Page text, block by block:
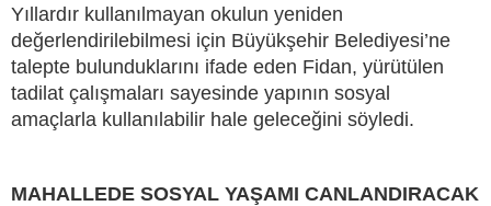
Yıllardır kullanılmayan okulun yeniden
değerlendirilebilmesi için Büyükşehir Belediyesi’ne
talepte bulunduklarını ifade eden Fidan, yürütülen
tadilat çalışmaları sayesinde yapının sosyal
amaçlarla kullanılabilir hale geleceğini söyledi.
MAHALLEDE SOSYAL YAŞAMI CANLANDIRACAK